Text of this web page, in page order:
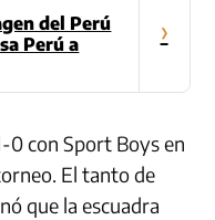
del Perú
Perú a
›
0 con Sport Boys en
El tanto de
que la escuadra